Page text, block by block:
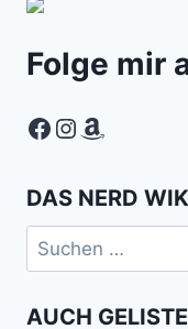
Folge mir
Facebook
Instagram
Amazon
DAS NERD
Suchen
nach:
AUCH